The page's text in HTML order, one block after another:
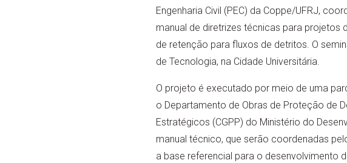
Engenharia Civil (PEC) da Coppe/UFRJ,
manual de diretrizes técnicas para projetos
de retenção para fluxos de detritos. O
de Tecnologia, na Cidade Universitária.
O projeto é executado por meio de uma
o Departamento de Obras de Proteção de
Estratégicos (CGPP) do Ministério do
manual técnico, que serão coordenadas
a base referencial para o desenvolvimento